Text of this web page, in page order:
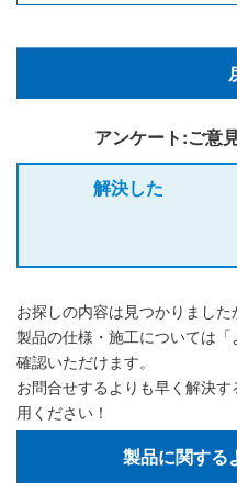
アンケート:ご意
解決した
お探しの内容は見つかりました
製品の仕様・施工については
確認いただけます。
お問合せするよりも早く解決
用ください！
製品に関する